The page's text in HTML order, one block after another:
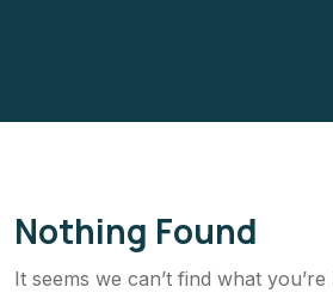
Nothing Found
It seems we can’t find what